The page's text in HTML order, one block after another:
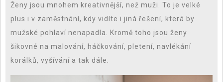
Ženy jsou mnohem kreativnější, než muži. To je velké
plus i v zaměstnání, kdy vidíte i jiná řešení, která by
mužské pohlaví nenapadla. Kromě toho jsou ženy
šikovné na malování, háčkování, pletení, navlékání
korálků, vyšívání a tak dále.